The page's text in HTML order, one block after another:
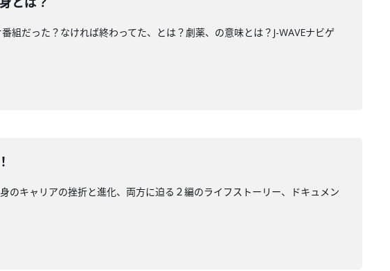
組だった？なければ終わってた、とは？劇薬、の意味とは？J-WAVEナビゲ
キャリアの挫折と進化、両方に迫る２編のライフストーリー、ドキュメン